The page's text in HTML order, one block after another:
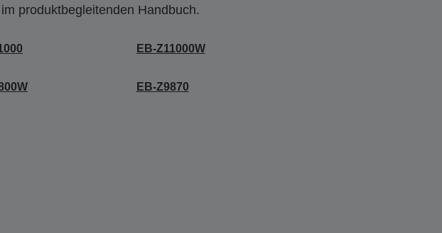
produktbegleitenden Handbuch.
EB-Z11000W
EB-Z9870